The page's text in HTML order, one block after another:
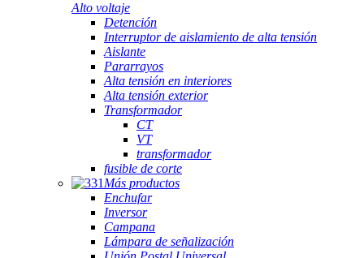
Alto voltaje
Detención
Interruptor de aislamiento de alta tensión
Aislante
Pararrayos
Alta tensión en interiores
Alta tensión exterior
Transformador
CT
VT
transformador
fusible de corte
Más productos
Enchufar
Inversor
Campana
Lámpara de señalización